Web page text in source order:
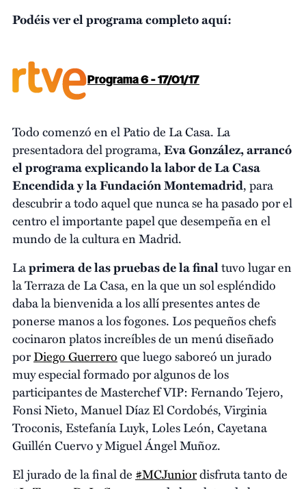
Podéis ver el programa completo aquí:
Programa 6 - 17/01/17
Todo comenzó en el Patio de La Casa. La
presentadora del programa,Eva González, arrancó
el programa explicando la labor de La Casa
Encendida y la Fundación Montemadrid, para
descubrir a todo aquel que nunca se ha pasado por el
centro el importante papel que desempeña en el
mundo de la cultura en Madrid.
Laprimera de las pruebasde la finaltuvo lugar en
la Terraza de La Casa, en la que un sol espléndido
daba la bienvenida a los allí presentes antes de
ponerse manos a los fogones. Los pequeños chefs
cocinaron platos increíbles de un menú diseñado
porDiego Guerreroque luego saboreó un jurado
muy especial formado por algunos de los
participantes de Masterchef VIP: Fernando Tejero,
Fonsi Nieto, Manuel Díaz El Cordobés, Virginia
Troconis, Estefanía Luyk, Loles León, Cayetana
Guillén Cuervo y Miguel Ángel Muñoz.
El jurado de la final de #MCJuniordisfruta tanto de